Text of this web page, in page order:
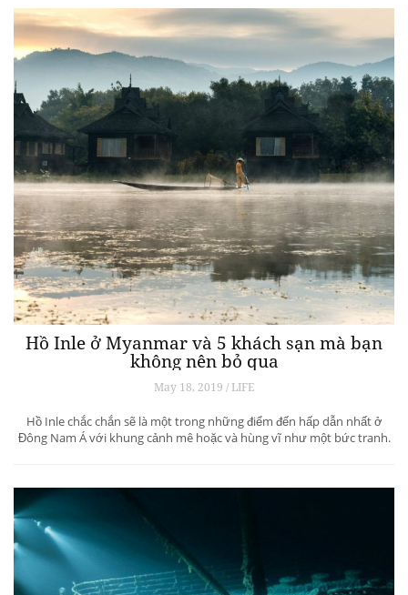
Hồ Inle ở Myanmar và 5 khách sạn mà bạn
không nên bỏ qua
May 18, 2019 / LIFE
Hồ Inle chắc chắn sẽ là một trong những điểm đến hấp dẫn nhất ở
Đông Nam Á với khung cảnh mê hoặc và hùng vĩ như một bức tranh.